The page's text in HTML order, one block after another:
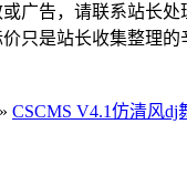
广告，请联系站长处
只是站长收集整理
» CSCMS V4.1仿清风